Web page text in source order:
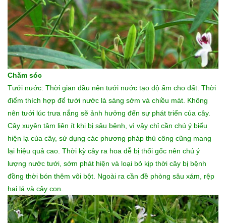
Chăm sóc
Tưới nước: Thời gian đầu nên tưới nước tạo độ ẩm cho đất. Thời
điểm thích hợp để tưới nước là sáng sớm và chiều mát. Không
nên tưới lúc trưa nắng sẽ ảnh hưởng đến sự phát triển của cây.
Cây xuyên tâm liên ít khi bị sâu bệnh, vì vậy chỉ cần chú ý biểu
hiện lạ của cây, sử dụng các phương pháp thủ công cũng mang
lại hiệu quả cao. Thời kỳ cây ra hoa dễ bị thối gốc nên chú ý
lượng nước tưới, sớm phát hiện và loại bỏ kịp thời cây bị bệnh
đồng thời bón thêm vôi bột. Ngoài ra cần đề phòng sâu xám, rệp
hại lá và cây con.